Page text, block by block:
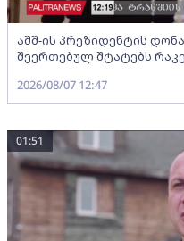
აშშ-ის პრეზიდენტის
შეერთებულ შტატებს
2026/08/07 12:47
01:51